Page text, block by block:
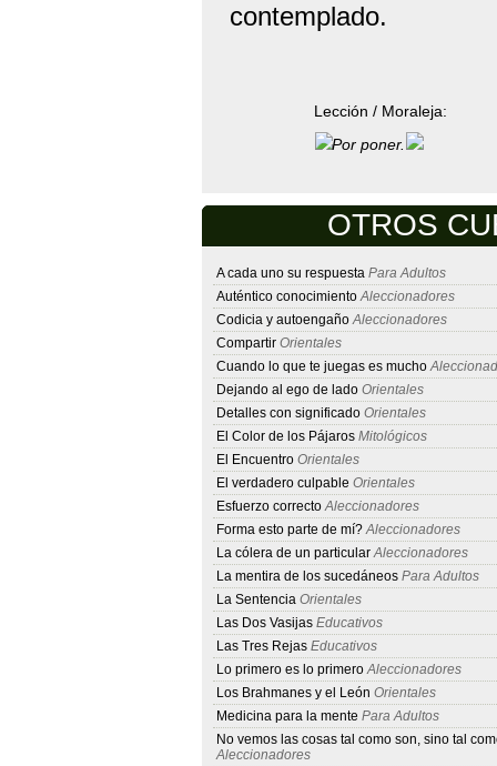
contemplado.
Lección / Moraleja:
Por poner.
OTROS
A cada uno su respuesta Para Adultos
Auténtico conocimientoAleccionadores
Codicia y autoengañoAleccionadores
Compartir Orientales
Cuando lo que te juegas es mucho
Dejando al ego de lado Orientales
Detalles con significado Orientales
El Color de los Pájaros Mitológicos
El Encuentro Orientales
El verdadero culpable Orientales
Esfuerzo correctoAleccionadores
Forma esto parte de mí?Aleccionadores
La cólera de un particularAleccionadores
La mentira de los sucedáneos Para Adultos
La Sentencia Orientales
Las Dos Vasijas Educativos
Las Tres Rejas Educativos
Lo primero es lo primeroAleccionadores
Los Brahmanes y el León Orientales
Medicina para la mente Para Adultos
No vemos las cosas tal como son, sino tal
Aleccionadores